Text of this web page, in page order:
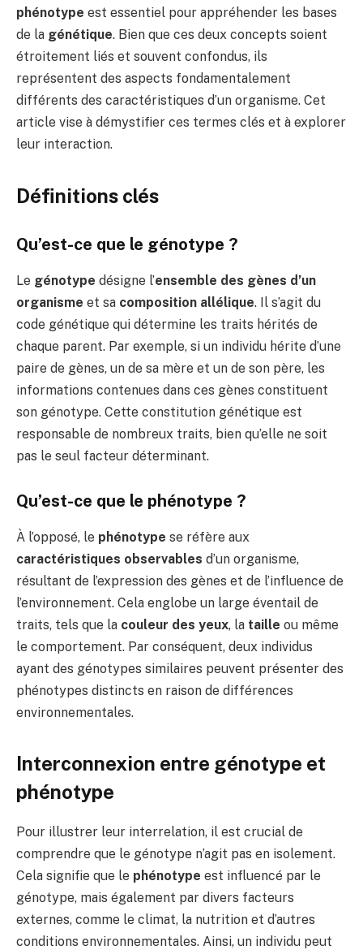
phénotype est essentiel pour appréhender les bases
de la génétique. Bien que ces deux concepts soient
étroitement liés et souvent confondus, ils
représentent des aspects fondamentalement
différents des caractéristiques d’un organisme. Cet
article vise à démystifier ces termes clés et à explorer
leur interaction.
Définitions clés
Qu’est-ce que le génotype ?
Le génotype désigne l’ensemble des gènes d’un
organisme et sa composition allélique. Il s’agit du
code génétique qui détermine les traits hérités de
chaque parent. Par exemple, si un individu hérite d’une
paire de gènes, un de sa mère et un de son père, les
informations contenues dans ces gènes constituent
son génotype. Cette constitution génétique est
responsable de nombreux traits, bien qu’elle ne soit
pas le seul facteur déterminant.
Qu’est-ce que le phénotype ?
À l’opposé, le phénotype se réfère aux
caractéristiques observables d’un organisme,
résultant de l’expression des gènes et de l’influence de
l’environnement. Cela englobe un large éventail de
traits, tels que la couleur des yeux, la taille ou même
le comportement. Par conséquent, deux individus
ayant des génotypes similaires peuvent présenter des
phénotypes distincts en raison de différences
environnementales.
Interconnexion entre génotype et
phénotype
Pour illustrer leur interrelation, il est crucial de
comprendre que le génotype n’agit pas en isolement.
Cela signifie que le phénotype est influencé par le
génotype, mais également par divers facteurs
externes, comme le climat, la nutrition et d’autres
conditions environnementales. Ainsi, un individu peut